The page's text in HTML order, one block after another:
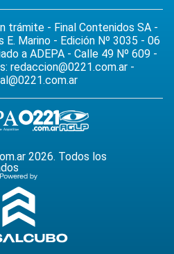
trámite - Final Contenidos SA -
E. Marino - Edición Nº 3035 - 06
a ADEPA - Calle 49 Nº 609 -
redaccion@0221.com.ar -
2026. Todos los